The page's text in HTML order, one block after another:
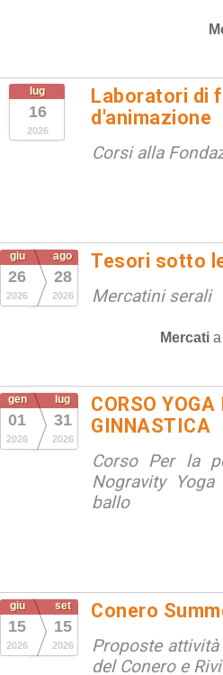
lug
16
2026
Laboratori di
d'animazione
Corsi alla
giu
26
2026
ago
28
2026
Tesori sotto
Mercatini serali
Mercati
gen
01
2026
lug
31
2026
CORSO
GINNASTICA
Corso Per la
Nogravity
ballo
giu
15
2026
set
15
2026
Conero
Proposte
del Conero e